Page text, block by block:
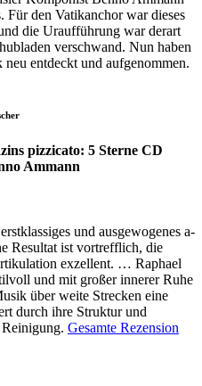
Für den Vatikanchor war dieses
die Uraufführung war derart
verschwand. Nun haben
entdeckt und aufgenommen.
CD
Ammann
und ausgewogenes a-
Resultat ist vortrefflich, die
exzellent. … Raphael
und mit großer innerer Ruhe
über weite Strecken eine
durch ihre Struktur und
Gesamte Rezension